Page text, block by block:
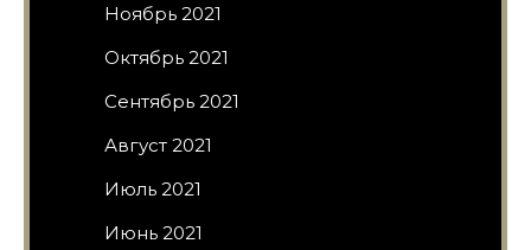
Ноябрь 2021
Октябрь 2021
Сентябрь 2021
Август 2021
Июль 2021
Июнь 2021